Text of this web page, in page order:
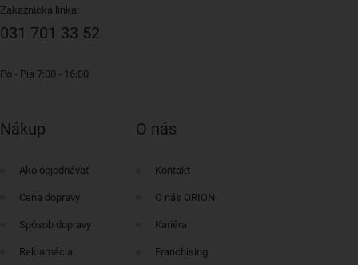
Zákaznická linka:
031 701 33 52
Po - Pia 7:00 - 16:00
Nákup
Ako objednávať
Cena dopravy
Spôsob dopravy
Reklamácia
O nás
Kontakt
O nás ORION
Kariéra
Franchising